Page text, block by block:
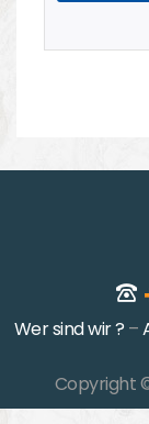
Wer sind wir ? –
Copyright